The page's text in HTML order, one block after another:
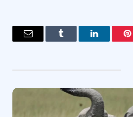
بينتيريستلينكدإن Tumblr
البريد